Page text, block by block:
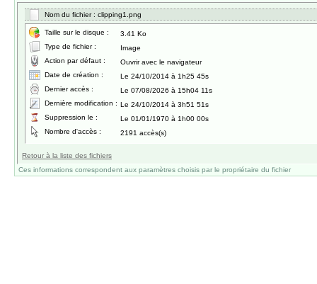
Nom du fichier : clipping1.png
Taille sur le disque :
3.41 Ko
Type de fichier :
Image
Action par défaut :
Ouvrir avec le navigateur
Date de création :
Le 24/10/2014 à 1h25 45s
Dernier accès :
Le 07/08/2026 à 15h04 11s
Dernière modification : Le 24/10/2014 à 3h51 51s
Suppression le :
Le 01/01/1970 à 1h00 00s
Nombre d'accès :
2191 accès(s)
Retour à la liste des fichiers
Ces informations correspondent aux paramètres choisis par le propriétaire du fichier